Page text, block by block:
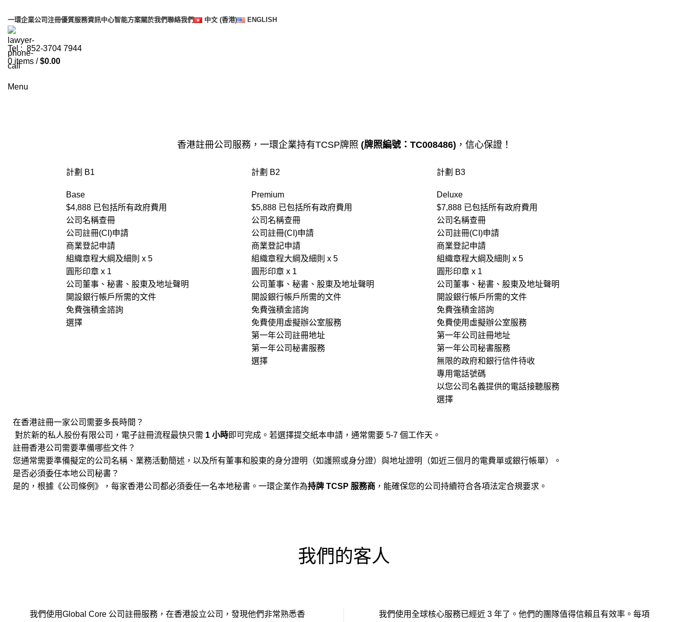
一環企業公司注冊優質服務資訊中心智能方案關於我們聯絡我們 中文 (香港) ENGLISH
Tel : 852-3704 7944
0 items / $0.00
Menu
香港註冊公司 服務，一環企業持有TCSP牌照 (牌照編號：TC008486) ，信心保證！
計劃 B1
Base
$4,888 已包括所有政府費用
公司名稱查冊
公司註冊(CI)申請
商業登記申請
組織章程大綱及細則 x 5
圓形印章 x 1
公司董事、秘書、股東及地址聲明
開設銀行帳戶所需的文件
免費強積金諮詢
選擇
計劃 B2
Premium
$5,888 已包括所有政府費用
公司名稱查冊
公司註冊(CI)申請
商業登記申請
組織章程大綱及細則 x 5
圓形印章 x 1
公司董事、秘書、股東及地址聲明
開設銀行帳戶所需的文件
免費強積金諮詢
免費使用虛擬辦公室服務
第一年公司註冊地址
第一年公司秘書服務
選擇
計劃 B3
Deluxe
$7,888 已包括所有政府費用
公司名稱查冊
公司註冊(CI)申請
商業登記申請
組織章程大綱及細則 x 5
圓形印章 x 1
公司董事、秘書、股東及地址聲明
開設銀行帳戶所需的文件
免費強積金諮詢
免費使用虛擬辦公室服務
第一年公司註冊地址
第一年公司秘書服務
無限的政府和銀行信件待收
專用電話號碼
以您公司名義提供的電話接聽服務
選擇
在香港註冊一家公司需要多長時間？
對於新的私人股份有限公司，電子註冊流程最快只需 1 小時即可完成。若選擇提交紙本申請，通常需要 5-7 個工作天。
註冊香港公司需要準備哪些文件？
您通常需要準備擬定的公司名稱、業務活動簡述，以及所有董事和股東的身分證明（如護照或身分證）與地址證明（如近三個月的電費單或銀行帳單）。
是否必須委任本地公司秘書？
是的，根據《公司條例》，每家香港公司都必須委任一名本地秘書。一環企業作為持牌 TCSP 服務商 ，能確保您的公司持續符合各項法定合規要求。
我們的客人
我們使用Global Core 公司註冊服務，在香港設立公司，發現他們非常熟悉香
我們使用全球核心服務已經近 3 年了。他們的團隊值得信賴且有效率。每項